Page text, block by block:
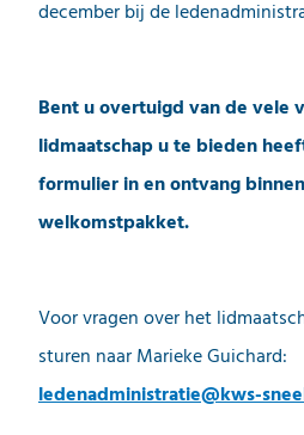
december bij de
Bent u overtuigd van de vele
lidmaatschap u te bieden
formulier in en ontvang
welkomstpakket.
Voor vragen over het
sturen naar Marieke Guichard:
ledenadministratie@kws-